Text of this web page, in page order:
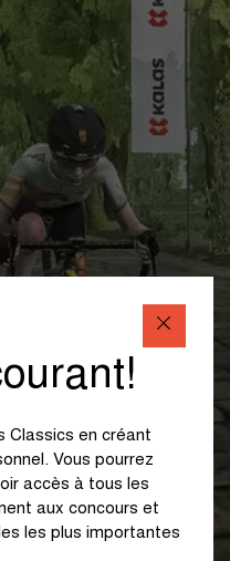
point
Classics en créant
Vous pourrez
accès à tous les
aux concours et
les plus importantes